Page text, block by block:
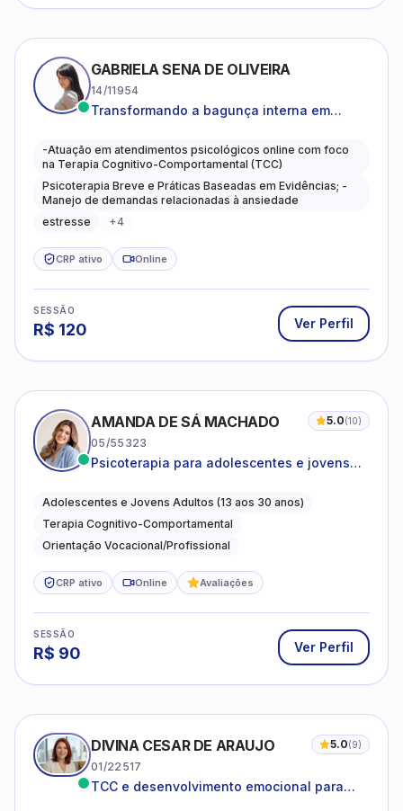
GABRIELA SENA DE OLIVEIRA
14/11954
Transformando a bagunça interna em
caminhos mais gentis para se viver.
-Atuação em atendimentos psicológicos online com foco
na Terapia Cognitivo-Comportamental (TCC)
Psicoterapia Breve e Práticas Baseadas em Evidências; -
Manejo de demandas relacionadas à ansiedade
estresse
+4
CRP ativo Online
SESSÃO
R$ 120 Ver Perfil
AMANDA DE SÁ MACHADO 5.0(10)
05/55323
Psicoterapia para adolescentes e jovens
autoestima, relações e orientação
profissional
Adolescentes e Jovens Adultos (13 aos 30 anos)
Terapia Cognitivo-Comportamental
Orientação Vocacional/Profissional
CRP ativo Online Avaliações
SESSÃO
R$ 90 Ver Perfil
DIVINA CESAR DE ARAUJO 5.0(9)
01/22517
TCC e desenvolvimento emocional para